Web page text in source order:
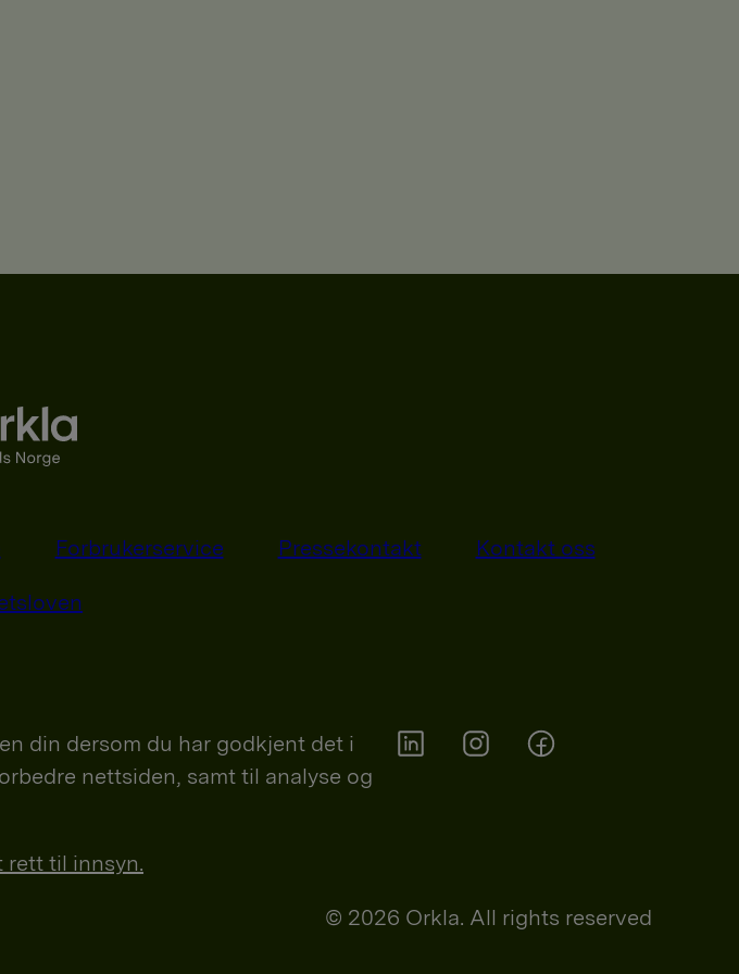
Forbrukerservice Pressekontakt Kontakt oss
din dersom du har godkjent det i
nettsiden, samt til analyse og
rett til innsyn.
© 2026 Orkla. All rights reserved